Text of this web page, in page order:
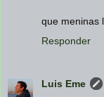
que meninas
Responder
Luis Eme